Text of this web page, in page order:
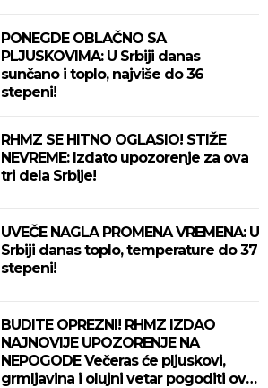
PONEGDE OBLAČNO SA
PLJUSKOVIMA: U Srbiji danas
sunčano i toplo, najviše do 36
stepeni!
RHMZ SE HITNO OGLASIO! STIŽE
NEVREME: Izdato upozorenje za ova
tri dela Srbije!
UVEČE NAGLA PROMENA VREMENA: U
Srbiji danas toplo, temperature do 37
stepeni!
BUDITE OPREZNI! RHMZ IZDAO
NAJNOVIJE UPOZORENJE NA
NEPOGODE Večeras će pljuskovi,
grmljavina i olujni vetar pogoditi ove